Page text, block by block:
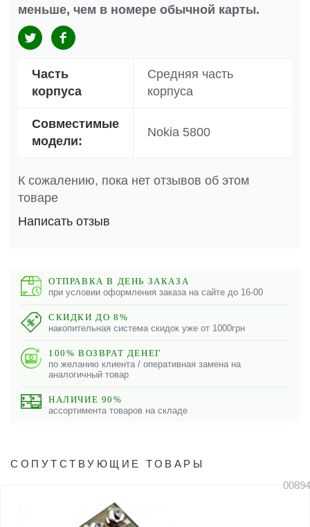
меньше, чем в номере обычной карты.
Часть
корпуса
Средняя часть
корпуса
Совместимые
модели:
Nokia 5800
К сожалению, пока нет отзывов об этом
товаре
Написать отзыв
ОТПРАВКА В ДЕНЬ ЗАКАЗА
при условии оформления заказа на сайте до 16-00
СКИДКИ ДО 8%
накопительная система скидок уже от 1000грн
100% ВОЗВРАТ ДЕНЕГ
по желанию клиента / оперативная замена на
аналогичный товар
НАЛИЧИЕ 90%
ассортимента товаров на складе
СОПУТСТВУЮЩИЕ ТОВАРЫ